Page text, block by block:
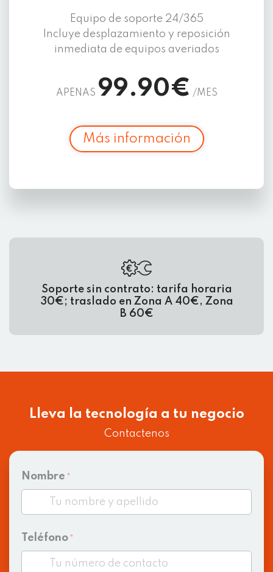
Equipo de soporte 24/365
Incluye desplazamiento y reposición
inmediata de equipos averiados
APENAS 99.90€ /MES
Más información
Soporte sin contrato: tarifa horaria
30€; traslado en Zona A 40€, Zona
B 60€
Lleva la tecnología a tu negocio
Contactenos
Nombre *
Teléfono *